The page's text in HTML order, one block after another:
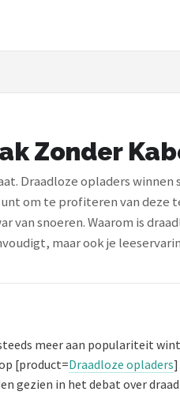
Zonder
Draadloze opladers
om te profiteren van deze
snoeren. Waarom is
maar ook je
meer aan populariteit
[product=Draadloze opladers]
gezien in het debat over